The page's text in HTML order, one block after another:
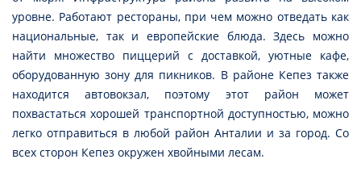
уровне. Работают рестораны, при чем можно отведать как
национальные, так и европейские блюда. Здесь можно
найти множество пиццерий с доставкой, уютные кафе,
оборудованную зону для пикников. В районе Кепез также
находится автовокзал, поэтому этот район может
похвастаться хорошей транспортной доступностью, можно
легко отправиться в любой район Анталии и за город. Со
всех сторон Кепез окружен хвойными лесам.